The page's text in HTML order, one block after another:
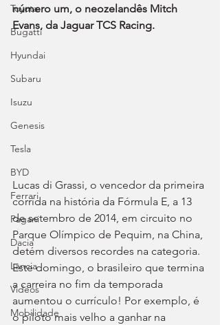
Toyota
Bugatti
Hyundai
Subaru
Isuzu
Genesis
Tesla
BYD
Ferrari
Pagani
Dacia
Lancia
Videos
Mobilidade
número um, o neozelandês Mitch
Evans, da Jaguar TCS Racing.
Lucas di Grassi, o vencedor da primeira
corrida na história da Fórmula E, a 13
de setembro de 2014, em circuito no
Parque Olímpico de Pequim, na China,
detém diversos recordes na categoria.
Este domingo, o brasileiro que termina
a carreira no fim da temporada
aumentou o currículo! Por exemplo, é
o piloto mais velho a ganhar na